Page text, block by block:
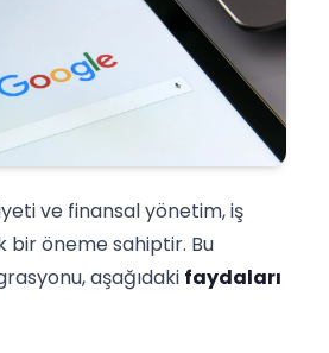
ve finansal yönetim, iş
bir öneme sahiptir. Bu
aşağıdaki faydaları